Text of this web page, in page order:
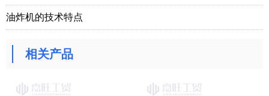
油炸机的技术特点
相关产品